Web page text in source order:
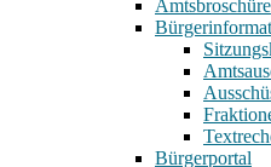
Amtsbroschüre
Bürgerportal